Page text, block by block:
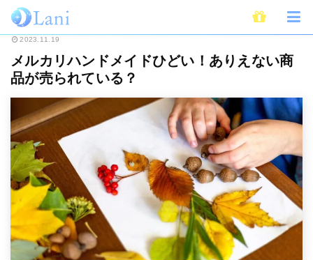
ホーム ライフスタイル メルカリハンドメイドひどい！ありえない商品が
2023.11.19
メルカリハンドメイドひどい！ありえない商
品が売られている？